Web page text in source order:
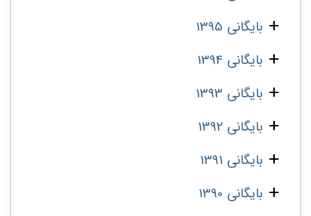
بایگانی 1395
بایگانی 1394
بایگانی 1393
بایگانی 1392
بایگانی 1391
بایگانی 1390